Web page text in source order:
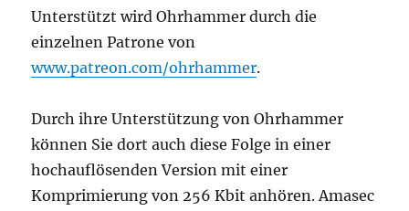
Unterstützt wird Ohrhammer durch die
einzelnen Patrone von
www.patreon.com/ohrhammer.
Durch ihre Unterstützung von Ohrhammer
können Sie dort auch diese Folge in einer
hochauflösenden Version mit einer
Komprimierung von 256 Kbit anhören. Amasec